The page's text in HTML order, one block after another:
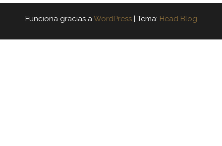
Funciona gracias aWordPress | Tema: Head Blog